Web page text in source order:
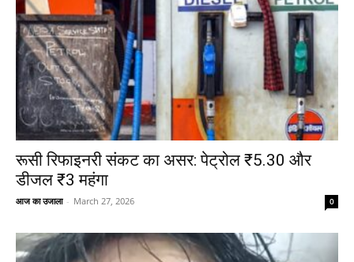
रूसी रिफाइनरी संकट का असर: पेट्रोल ₹5.30 और
डीजल ₹3 महंगा
आज का उजाला - March 27, 2026 0